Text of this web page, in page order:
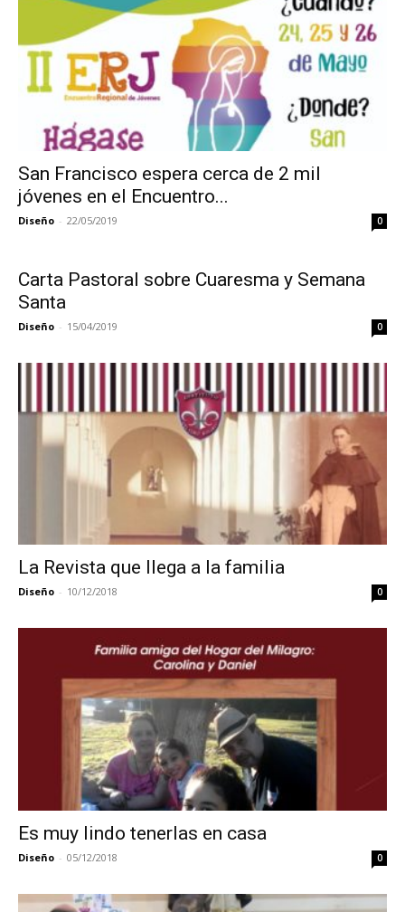
San Francisco espera cerca de 2 mil
jóvenes en el Encuentro...
Diseño - 22/05/2019 0
Carta Pastoral sobre Cuaresma y Semana
Santa
Diseño - 15/04/2019 0
La Revista que llega a la familia
Diseño - 10/12/2018 0
Es muy lindo tenerlas en casa
Diseño - 05/12/2018 0